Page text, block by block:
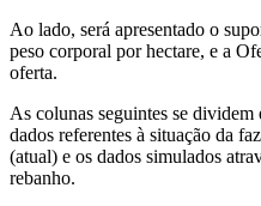
Ao lado, será apresentado o
peso corporal por hectare, e a
oferta.
As colunas seguintes se
dados referentes à situação da
(atual) e os dados simulados
rebanho.